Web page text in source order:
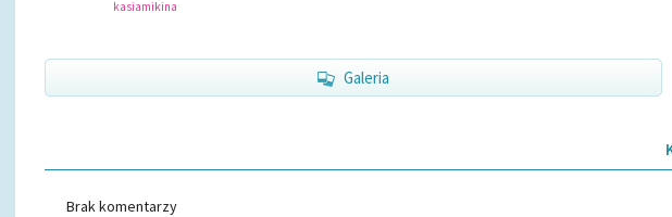
kasiamikina
Galeria
Brak komentarzy